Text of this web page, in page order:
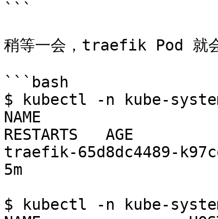
```
稍等一会，traefik Pod 就
```bash
$ kubectl -n kube-
NAME
RESTARTS   AGE
traefik-65d8dc4489-
5m
$ kubectl -n kube-